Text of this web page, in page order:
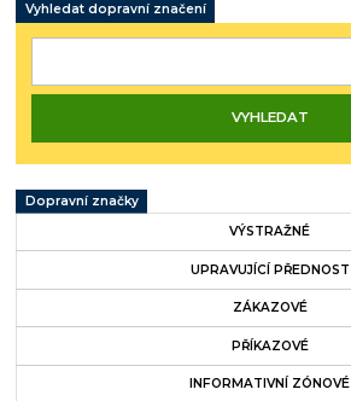
Vyhledat dopravní značení
Dopravní značky
VÝSTRAŽNÉ
UPRAVUJÍCÍ PŘEDNOST
ZÁKAZOVÉ
PŘÍKAZOVÉ
INFORMATIVNÍ ZÓNOVÉ